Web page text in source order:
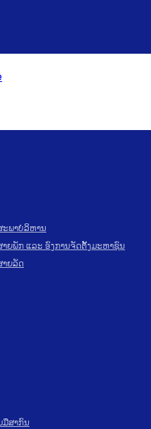
ະພາບໍລິຫານ
າຍພັກ ແລະ ອົງການຈັດຕັ້ງມະຫາຊົນ
າຍລັດ
ມືສາກົນ